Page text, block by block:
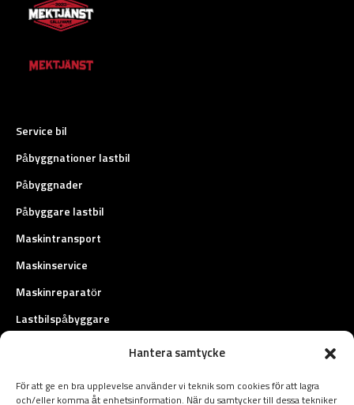
Hantera samtycke
För att ge en bra upplevelse använder vi teknik som cookies för att lagra
och/eller komma åt enhetsinformation. När du samtycker till dessa tekniker
Service bil
Påbyggnationer lastbil
Påbyggnader
Påbyggare lastbil
Maskintransport
Maskinservice
Maskinreparatör
Lastbilspåbyggare
Biltransport